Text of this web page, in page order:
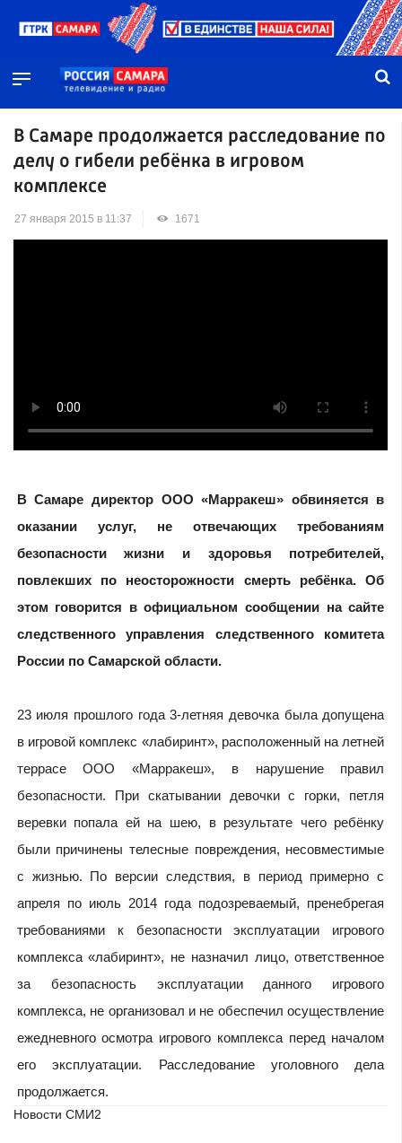
В Самаре продолжается расследование по
делу о гибели ребёнка в игровом
комплексе
27 января 2015 в 11:37 1671
В Самаре директор ООО «Марракеш» обвиняется в
оказании услуг, не отвечающих требованиям
безопасности жизни и здоровья потребителей,
повлекших по неосторожности смерть ребёнка. Об
этом говорится в официальном сообщении на сайте
следственного управления следственного комитета
России по Самарской области.
23 июля прошлого года 3-летняя девочка была допущена
в игровой комплекс «лабиринт», расположенный на летней
террасе ООО «Марракеш», в нарушение правил
безопасности. При скатывании девочки с горки, петля
веревки попала ей на шею, в результате чего ребёнку
были причинены телесные повреждения, несовместимые
с жизнью. По версии следствия, в период примерно с
апреля по июль 2014 года подозреваемый, пренебрегая
требованиями к безопасности эксплуатации игрового
комплекса «лабиринт», не назначил лицо, ответственное
за безопасность эксплуатации данного игрового
комплекса, не организовал и не обеспечил осуществление
ежедневного осмотра игрового комплекса перед началом
его эксплуатации. Расследование уголовного дела
продолжается.
Новости СМИ2